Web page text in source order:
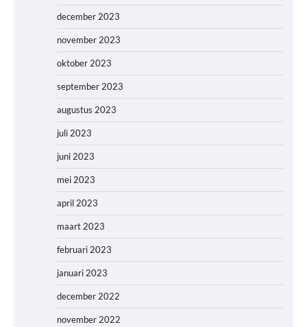
december 2023
november 2023
oktober 2023
september 2023
augustus 2023
juli 2023
juni 2023
mei 2023
april 2023
maart 2023
februari 2023
januari 2023
december 2022
november 2022